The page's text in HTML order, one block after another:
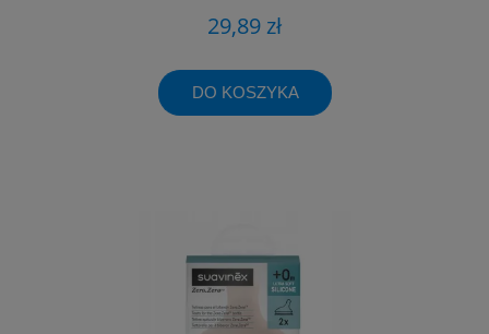
29,89 zł
DO KOSZYKA